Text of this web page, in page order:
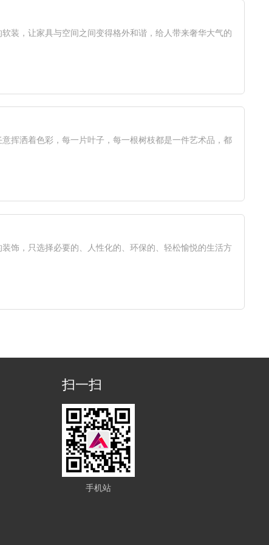
装，让家具与空间之间变得格外和谐，给人带来奢华大气的
挥洒着色彩，每一片叶子，每一根树枝都是一件艺术品，都
饰，只选择必要的、人性化的、环保的、轻松愉悦的生活方
扫一扫
手机站